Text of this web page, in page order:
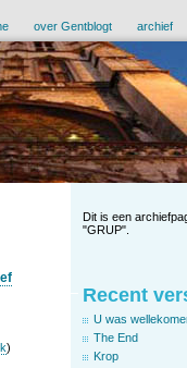
over Gentblogt archief
)
Dit is een
"GRUP".
Recent
U was
The End
Krop